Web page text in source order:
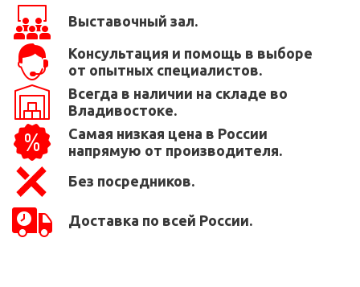
Выставочный зал.
Консультация и помощь в выборе
от опытных специалистов.
Всегда в наличии на складе во
Владивостоке.
Самая низкая цена в России
напрямую от производителя.
Без посредников.
Доставка по всей России.